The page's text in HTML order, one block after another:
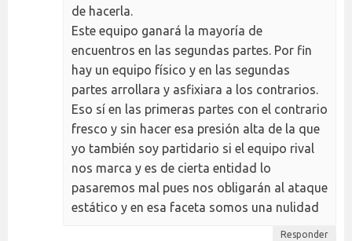
de hacerla.
Este equipo ganará la mayoría de
encuentros en las segundas partes. Por fin
hay un equipo físico y en las segundas
partes arrollara y asfixiara a los contrarios.
Eso sí en las primeras partes con el contrario
fresco y sin hacer esa presión alta de la que
yo también soy partidario si el equipo rival
nos marca y es de cierta entidad lo
pasaremos mal pues nos obligarán al ataque
estático y en esa faceta somos una nulidad
Responder